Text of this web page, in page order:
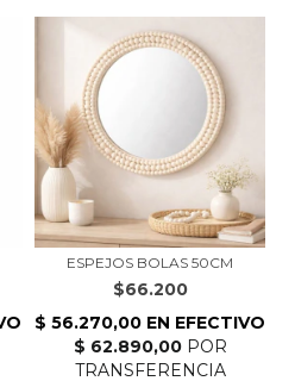
ESPEJOS BOLAS 50CM
$66.200